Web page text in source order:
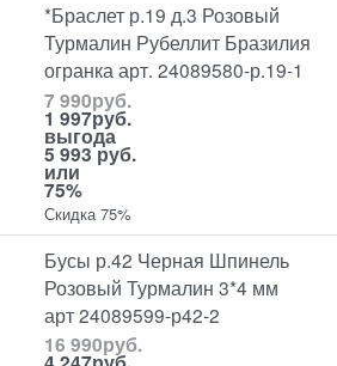
*Браслет р.19 д.3 Розовый
Турмалин Рубеллит Бразилия
огранка арт. 24089580-р.19-1
7 990руб.
1 997руб.
выгода
5 993 руб.
или
75%
Скидка 75%
Бусы р.42 Черная Шпинель
Розовый Турмалин 3*4 мм
арт 24089599-р42-2
16 990руб.